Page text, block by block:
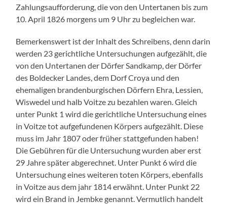
Zahlungsaufforderung, die von den Untertanen bis zum
10. April 1826 morgens um 9 Uhr zu begleichen war.
Bemerkenswert ist der Inhalt des Schreibens, denn darin
werden 23 gerichtliche Untersuchungen aufgezählt, die
von den Untertanen der Dörfer Sandkamp, der Dörfer
des Boldecker Landes, dem Dorf Croya und den
ehemaligen brandenburgischen Dörfern Ehra, Lessien,
Wiswedel und halb Voitze zu bezahlen waren. Gleich
unter Punkt 1 wird die gerichtliche Untersuchung eines
in Voitze tot aufgefundenen Körpers aufgezählt. Diese
muss im Jahr 1807 oder früher stattgefunden haben!
Die Gebühren für die Untersuchung wurden aber erst
29 Jahre später abgerechnet. Unter Punkt 6 wird die
Untersuchung eines weiteren toten Körpers, ebenfalls
in Voitze aus dem jahr 1814 erwähnt. Unter Punkt 22
wird ein Brand in Jembke genannt. Vermutlich handelt